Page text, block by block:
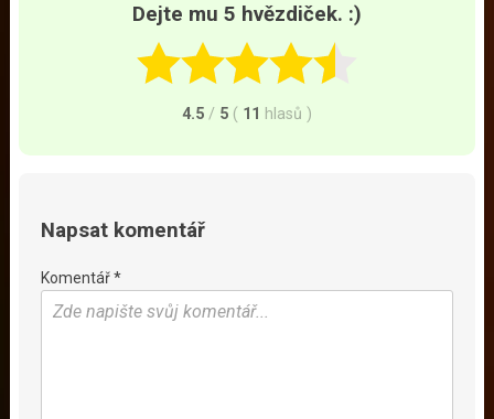
Dejte mu 5 hvězdiček. :)
4.5 / 5 ( 11 hlasů )
Napsat komentář
Komentář *